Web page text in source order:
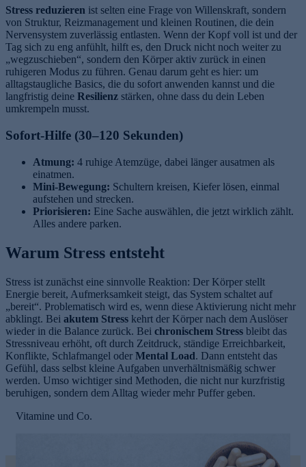
Stress reduzieren ist selten eine Frage von Willenskraft, sondern
von Struktur, Reizmanagement und kleinen Routinen, die dein
Nervensystem zuverlässig entlasten. Wenn der Kopf voll ist und der
Tag sich zu eng anfühlt, hilft es, den Druck nicht noch weiter zu
„wegzuschieben“, sondern den Körper aktiv zurück in einen
ruhigeren Modus zu führen. Genau darum geht es hier: um
alltagstaugliche Basics, die du sofort anwenden kannst und die
langfristig deine Resilienz stärken, ohne dass du dein Leben
umkrempeln musst.
Sofort-Hilfe (30–120 Sekunden)
Atmung: 4 ruhige Atemzüge, dabei länger ausatmen als
einatmen.
Mini-Bewegung: Schultern kreisen, Kiefer lösen, einmal
aufstehen und strecken.
Priorisieren: Eine Sache auswählen, die jetzt wirklich zählt.
Alles andere parken.
Warum Stress entsteht
Stress ist zunächst eine sinnvolle Reaktion: Der Körper stellt
Energie bereit, Aufmerksamkeit steigt, das System schaltet auf
„bereit“. Problematisch wird es, wenn diese Aktivierung nicht mehr
abklingt. Bei akutem Stress kehrt der Körper nach dem Auslöser
wieder in die Balance zurück. Bei chronischem Stress bleibt das
Stressniveau erhöht, oft durch Zeitdruck, ständige Erreichbarkeit,
Konflikte, Schlafmangel oder Mental Load. Dann entsteht das
Gefühl, dass selbst kleine Aufgaben unverhältnismäßig schwer
werden. Umso wichtiger sind Methoden, die nicht nur kurzfristig
beruhigen, sondern dem Alltag wieder mehr Puffer geben.
Vitamine und Co.